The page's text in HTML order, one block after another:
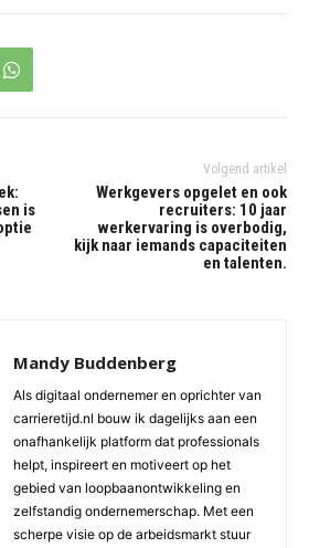
is
Volgend artikel
Werkgevers opgelet en ook
recruiters: 10 jaar
werkervaring is overbodig,
kijk naar iemands capaciteiten
en talenten.
Mandy Buddenberg
Als digitaal ondernemer en oprichter van
carrieretijd.nl bouw ik dagelijks aan een
onafhankelijk platform dat professionals
helpt, inspireert en motiveert op het
gebied van loopbaanontwikkeling en
zelfstandig ondernemerschap. Met een
scherpe visie op de arbeidsmarkt stuur